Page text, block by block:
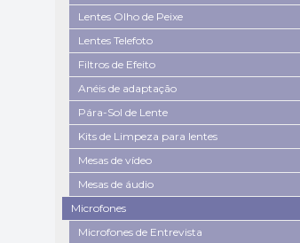
Lentes Olho de Peixe
Lentes Telefoto
Filtros de Efeito
Anéis de adaptação
Pára-Sol de Lente
Kits de Limpeza para lentes
Mesas de vídeo
Mesas de áudio
Microfones
Microfones de Entrevista